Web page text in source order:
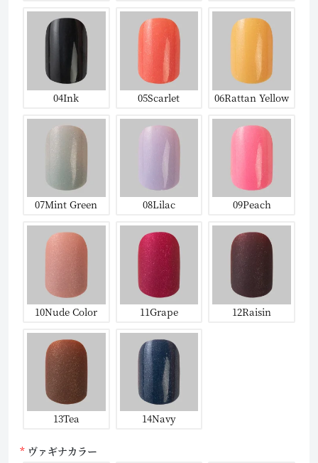
04Ink 05Scarlet 06Rattan Yellow
07Mint Green 08Lilac 09Peach
10Nude Color 11Grape 12Raisin
13Tea 14Navy
ヴァギナカラー